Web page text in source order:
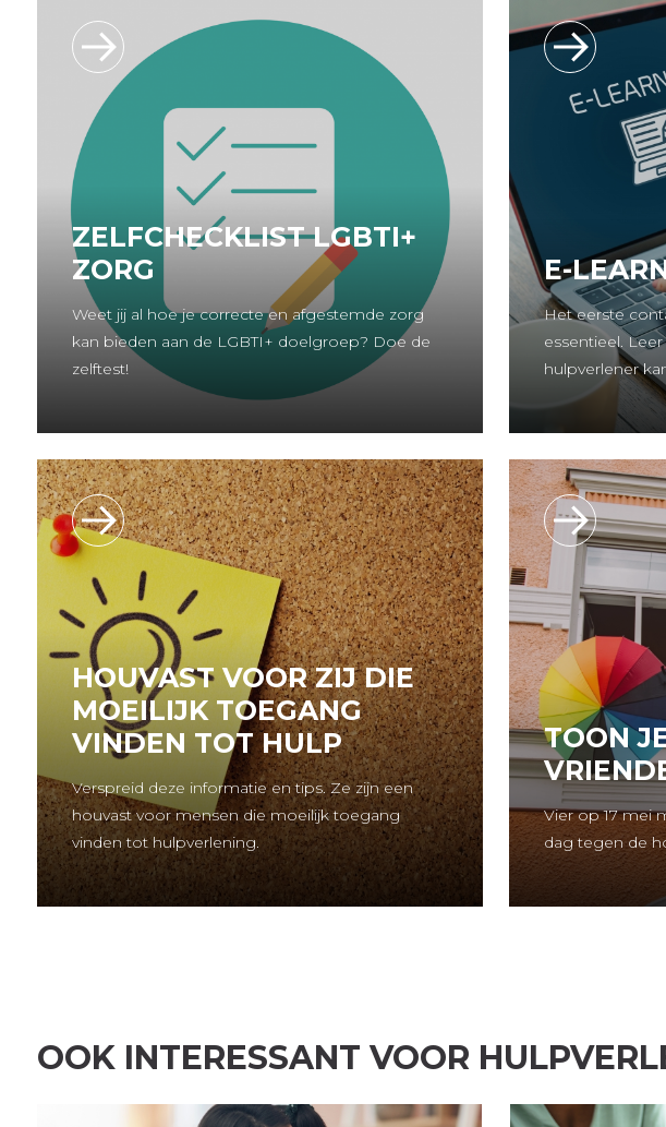
ZELFCHECKLIST LGBTI+
ZORG
Weet jij al hoe je correcte en afgestemde zorg
kan bieden aan de LGBTI+ doelgroep? Doe de
zelftest!
E-
Het eerste
essentieel.
hulpverlener
HOUVAST VOOR ZIJ DIE
MOEILIJK TOEGANG
VINDEN TOT HULP
Verspreid deze informatie en tips. Ze zijn een
houvast voor mensen die moeilijk toegang
vinden tot hulpverlening.
TOON
Vier op 17 mei
dag tegen de
OOK INTERESSANT VOOR